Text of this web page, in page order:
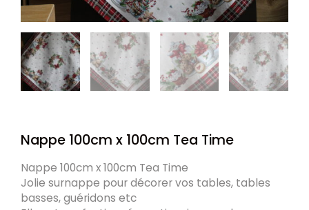
Nappe 100cm x 100cm Tea Time
Nappe 100cm x 100cm Tea Time
Jolie surnappe pour décorer vos tables, tables
basses, guéridons etc